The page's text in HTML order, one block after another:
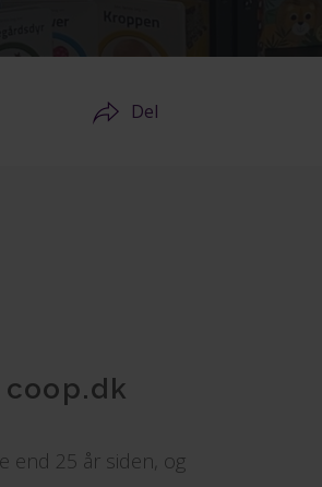
Del
end 25 år siden, og